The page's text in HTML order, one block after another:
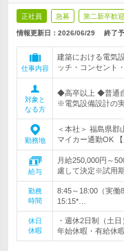
正社員 急募 第二新卒歓迎
情報更新日：2026/06/29 終了
仕事内容
建築における電気
ッチ・コンセント
対象と
なる方
◆高卒以上 ◆普通
※電気設備設計の
勤務地
＜本社＞ 福島県
マイカー通勤OK
給与
月給250,000円～
慮して決定※試用
勤務
時間
8:45～18:00（実働
15:15*…
休日
休暇
・週休2日制（土
年始休暇・有給休